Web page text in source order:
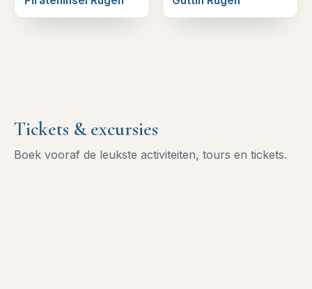
Tickets & excursies
Boek vooraf de leukste activiteiten, tours en tickets.